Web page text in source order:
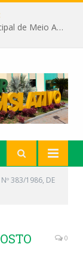
Câmara recebe palestra da Secretária Municipal de Meio Ambiente sobre as ações da “SEMANA DO MEIO AMBIENTE”
Nº 383/1986, DE
0